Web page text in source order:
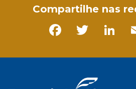
Compartilhe nas